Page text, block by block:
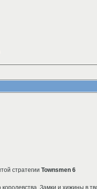
стратегии Townsmen 6
королевства. Замки и хижины в